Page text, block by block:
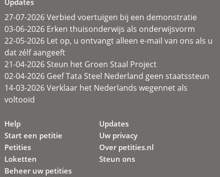
27-07-2026 Verbied voertuigen bij een demonstratie
03-06-2026 Erken thuisonderwijs als onderwijsvorm
22-05-2026 Let op, u ontvangt alleen e-mail van ons als u
dat zélf aangeeft
21-04-2026 Steun het Groen Staal Project
02-04-2026 Geef Tata Steel Nederland geen staatssteun
14-03-2026 Verklaar het Nederlands wegennet als
voltooid
Help
Start een petitie
Petities
Loketten
Beheer uw petities
Updates
Uw privacy
Over petities.nl
Steun ons